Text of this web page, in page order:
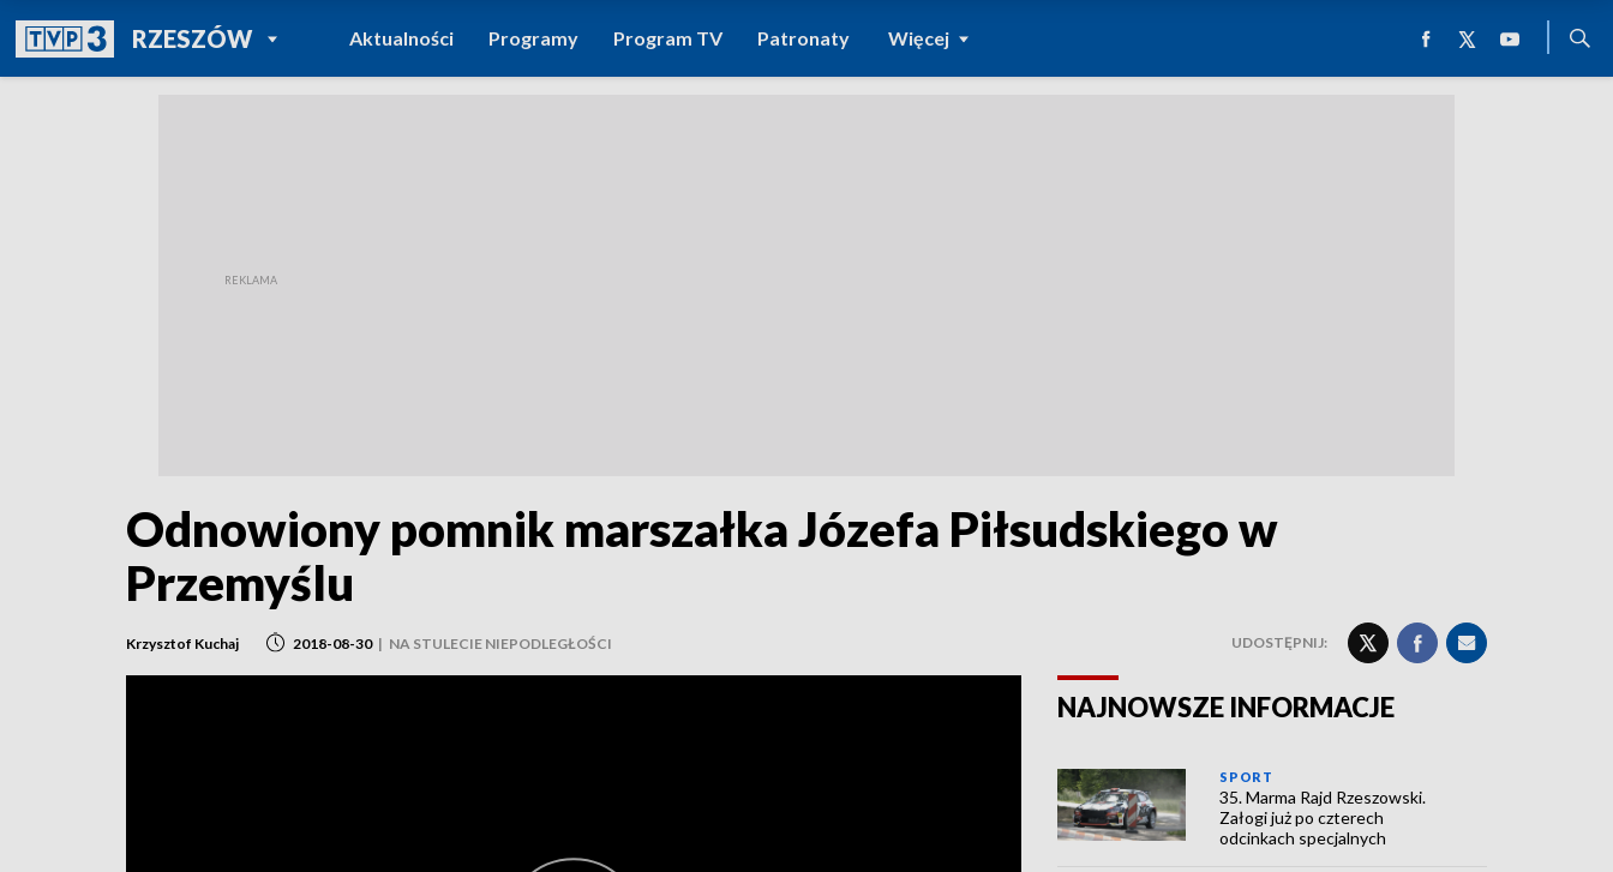
RZESZÓWPOWRÓT DO
TVP REGIONY
Aktualności Programy Program TV Patronaty Więcej
Odnowiony pomnik marszałka Józefa Piłsudskiego w
Przemyślu
Krzysztof Kuchaj 2018-08-30 | NA STULECIE NIEPODLEGŁOŚCI UDOSTĘPNIJ:
NAJNOWSZE INFORMACJE
SPORT
35. Marma Rajd Rzeszowski.
Załogi już po czterech
odcinkach specjalnych